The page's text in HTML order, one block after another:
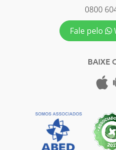
0800
Fale pelo
BAIXE